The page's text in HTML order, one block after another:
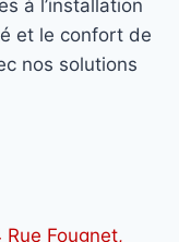
à l’installation
et le confort de
nos solutions
Rue Fougnet,